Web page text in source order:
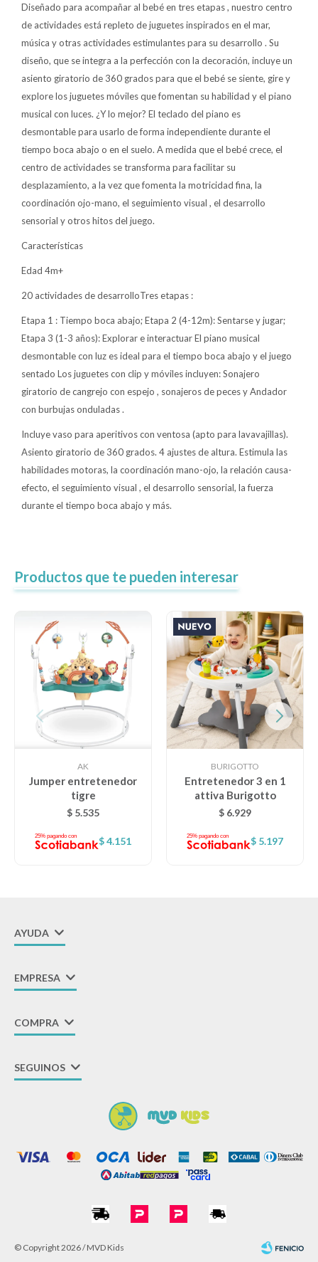
Diseñado para acompañar al bebé en tres etapas , nuestro centro
de actividades está repleto de juguetes inspirados en el mar,
música y otras actividades estimulantes para su desarrollo . Su
diseño, que se integra a la perfección con la decoración, incluye un
asiento giratorio de 360 grados para que el bebé se siente, gire y
explore los juguetes móviles que fomentan su habilidad y el piano
musical con luces. ¿Y lo mejor? El teclado del piano es
desmontable para usarlo de forma independiente durante el
tiempo boca abajo o en el suelo. A medida que el bebé crece, el
centro de actividades se transforma para facilitar su
desplazamiento, a la vez que fomenta la motricidad fina, la
coordinación ojo-mano, el seguimiento visual , el desarrollo
sensorial y otros hitos del juego.
Características
Edad 4m+
20 actividades de desarrolloTres etapas :
Etapa 1 : Tiempo boca abajo; Etapa 2 (4-12m): Sentarse y jugar;
Etapa 3 (1-3 años): Explorar e interactuar El piano musical
desmontable con luz es ideal para el tiempo boca abajo y el juego
sentado Los juguetes con clip y móviles incluyen: Sonajero
giratorio de cangrejo con espejo , sonajeros de peces y Andador
con burbujas onduladas .
Incluye vaso para aperitivos con ventosa (apto para lavavajillas).
Asiento giratorio de 360 grados. 4 ajustes de altura. Estimula las
habilidades motoras, la coordinación mano-ojo, la relación causa-
efecto, el seguimiento visual , el desarrollo sensorial, la fuerza
durante el tiempo boca abajo y más.
Productos que te pueden interesar
AK
Jumper entretenedor
tigre
$ 5.535
$4.151
BURIGOTTO
Entretenedor 3 en 1
attiva Burigotto
$ 6.929
$ 5.197
AYUDA
EMPRESA
COMPRA
SEGUINOS
© Copyright 2026 / MVD Kids
Lentes
Vestimenta
Gift cards
Nuevos
Sale
Contacto